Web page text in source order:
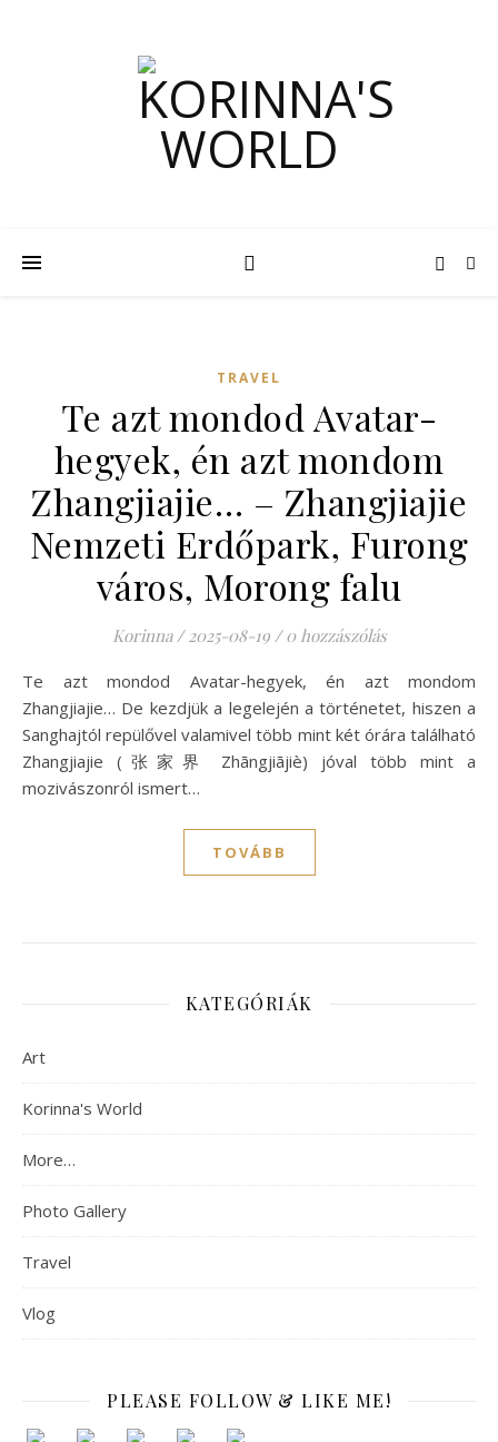
TRAVEL
Te azt mondod Avatar-
hegyek, én azt mondom
Zhangjiajie… – Zhangjiajie
Nemzeti Erdőpark, Furong
város, Morong falu
Korinna / 2025-08-19 / 0 hozzászólás
Te azt mondod Avatar-hegyek, én azt mondom
Zhangjiajie… De kezdjük a legelején a történetet, hiszen a
Sanghajtól repülővel valamivel több mint két órára található
Zhangjiajie (张家界 Zhāngjiājiè) jóval több mint a
mozivászonról ismert…
TOVÁBB
KATEGÓRIÁK
Art
Korinna's World
More…
Photo Gallery
Travel
Vlog
PLEASE FOLLOW & LIKE ME!